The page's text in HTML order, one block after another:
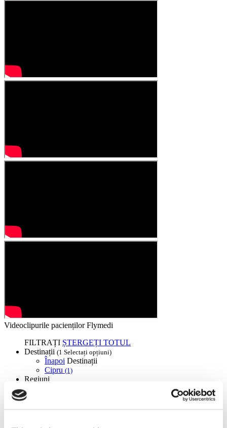
Videoclipurile pacienților Flymedi
FILTRAȚI ȘTERGEȚI TOTUL
Destinații (1 Selectați opțiuni)
Înapoi Destinații
Cipru (1)
Regiuni